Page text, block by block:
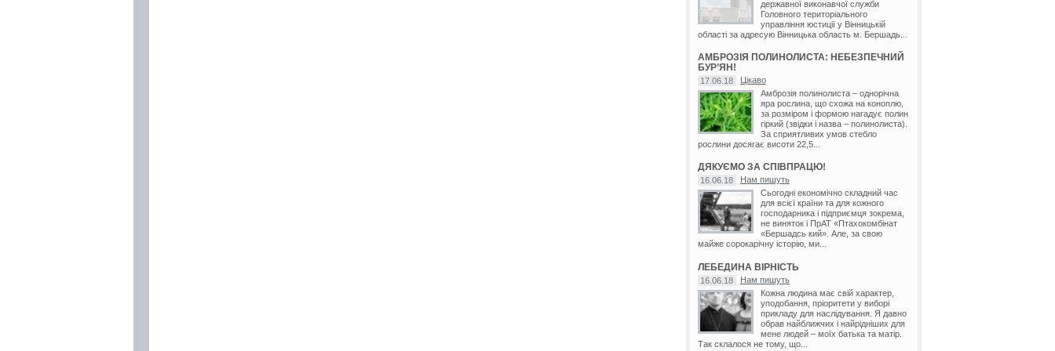
державної виконавчої служби
Головного територіального
управління юстиції у Вінницькій
області за адресую Вінницька область м. Бершадь...
АМБРОЗІЯ ПОЛИНОЛИСТА: НЕБЕЗПЕЧНИЙ
БУР’ЯН!
17.06.18
Цікаво
Амброзія полинолиста – однорічна
яра рослина, що схожа на коноплю,
за розміром і формою нагадує полин
гіркий (звідки і назва – полинолиста).
За сприятливих умов стебло
рослини досягає висоти 22,5...
ДЯКУЄМО ЗА СПІВПРАЦЮ!
16.06.18
Нам пишуть
Сьогодні економічно складний час
для всієї країни та для кожного
господарника і підприємця зокрема,
не виняток і ПрАТ «Птахокомбінат
«Бершадсь кий». Але, за свою
майже сорокарічну історію, ми...
ЛЕБЕДИНА ВІРНІСТЬ
16.06.18
Нам пишуть
Кожна людина має свій характер,
уподобання, пріоритети у виборі
прикладу для наслідування. Я давно
обрав найближчих і найрідніших для
мене людей – моїх батька та матір.
Так склалося не тому, що...